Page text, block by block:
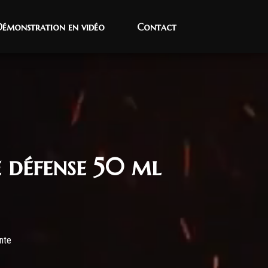
en vidéo
en vidéo Contact
Contact
50 ml